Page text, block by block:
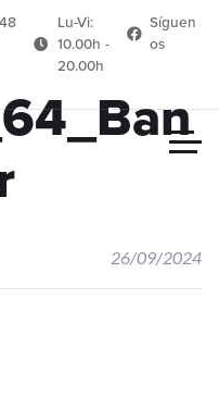
Lu-Vi:
10.00h -
20.00h
Síguen
os
26/09/2024